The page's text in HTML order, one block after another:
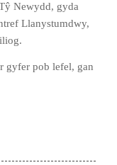
Newydd, gyda
Llanystumdwy,
gyfer pob lefel, gan